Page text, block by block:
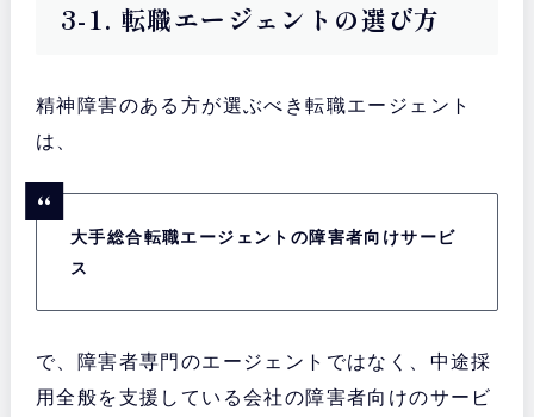
3-1. 転職エージェントの選び方
精神障害のある方が選ぶべき転職エージェント
は、
大手総合転職エージェントの障害者向けサービ
ス
で、障害者専門のエージェントではなく、中途採
用全般を支援している会社の障害者向けのサービ